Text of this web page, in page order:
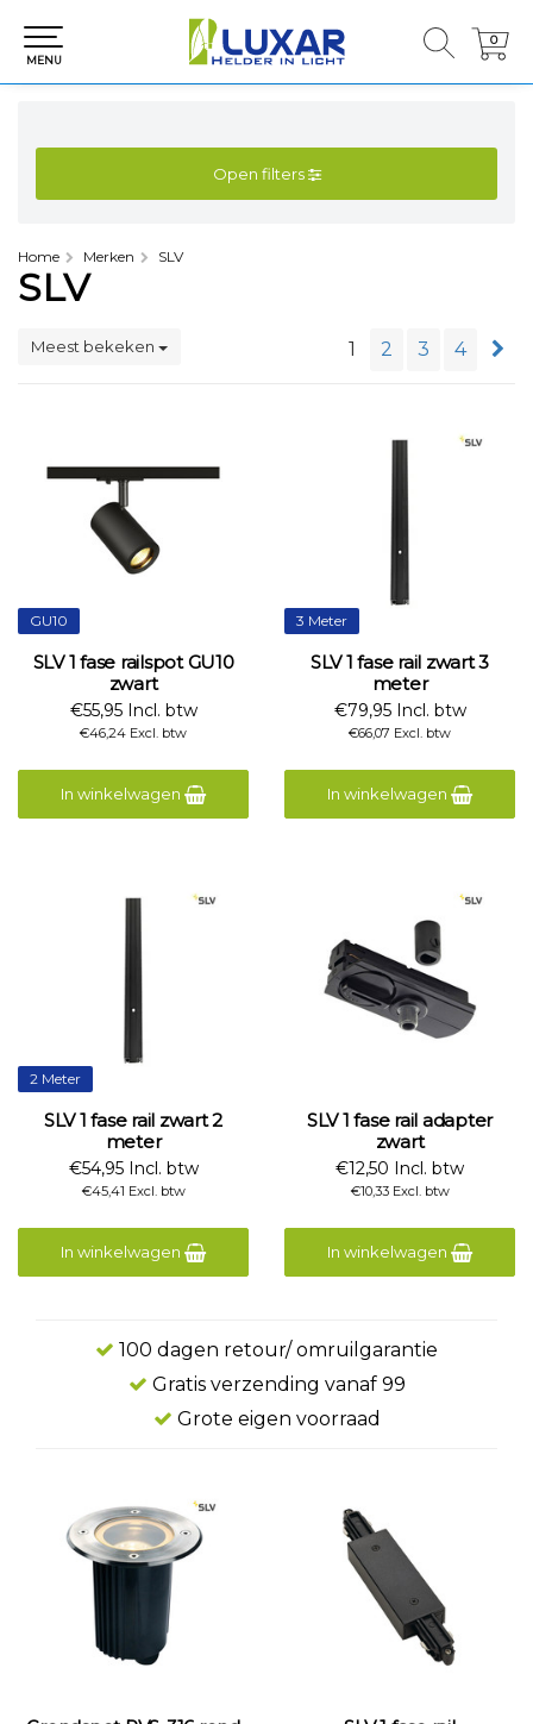
0
0
MENU
Open filters
Home Merken SLV
SLV
Meest bekeken 1 2 3 4
GU10
SLV 1 fase railspot GU10
zwart
€55,95 Incl. btw
€46,24 Excl. btw
In winkelwagen
3 Meter
SLV 1 fase rail zwart 3
meter
€79,95 Incl. btw
€66,07 Excl. btw
In winkelwagen
2 Meter
SLV 1 fase rail zwart 2
meter
€54,95 Incl. btw
€45,41 Excl. btw
In winkelwagen
SLV 1 fase rail adapter
zwart
€12,50 Incl. btw
€10,33 Excl. btw
In winkelwagen
100 dagen retour/ omruilgarantie
Gratis verzending vanaf 99
Grote eigen voorraad